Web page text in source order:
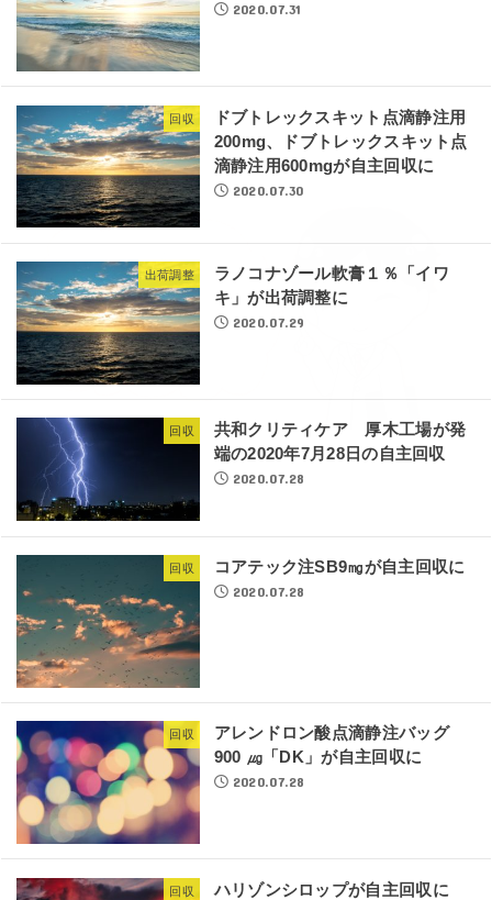
2020.07.31
回収
ドブトレックスキット点滴静注用
200mg、ドブトレックスキット点
滴静注用600mgが自主回収に
2020.07.30
出荷調整
ラノコナゾール軟膏１％「イワ
キ」が出荷調整に
2020.07.29
回収
共和クリティケア 厚木工場が発
端の2020年7月28日の自主回収
2020.07.28
回収 コアテック注SB9㎎が自主回収に
2020.07.28
回収
アレンドロン酸点滴静注バッグ
900 ㎍「DK」が自主回収に
2020.07.28
回収 ハリゾンシロップが自主回収に